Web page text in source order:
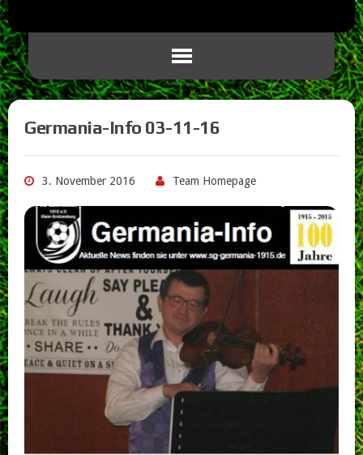
Germania-Info 03-11-16
3. November 2016 Team Homepage